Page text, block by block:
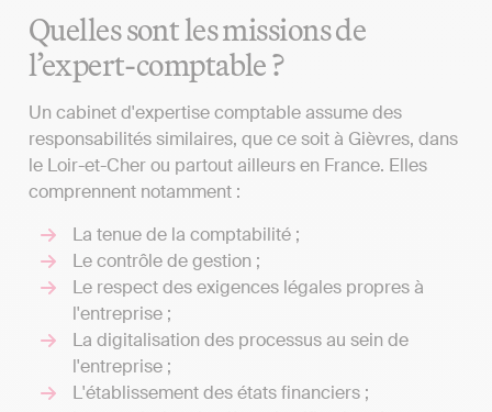
Quelles sont les missions de
l’expert-comptable ?
Un cabinet d'expertise comptable assume des
responsabilités similaires, que ce soit à Gièvres, dans
le Loir-et-Cher ou partout ailleurs en France. Elles
comprennent notamment :
La tenue de la comptabilité ;
Le contrôle de gestion ;
Le respect des exigences légales propres à
l'entreprise ;
La digitalisation des processus au sein de
l'entreprise ;
L'établissement des états financiers ;